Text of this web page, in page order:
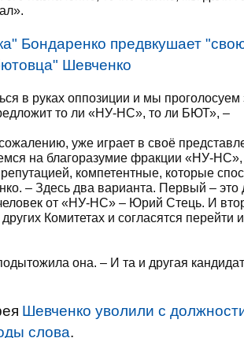
Бондаренко предвкушает
Шевченко
в руках оппозиции и мы проголосуем
то ли «НУ-НС», то ли БЮТ», –
уже играет в своё
на благоразумие фракции «НУ-НС»,
компетентные, которые
– Здесь два варианта. Первый – это
от «НУ-НС» – Юрий Стець. И
Комитетах и согласятся перейти и
она. – И та и другая
Шевченко уволили с
слова.